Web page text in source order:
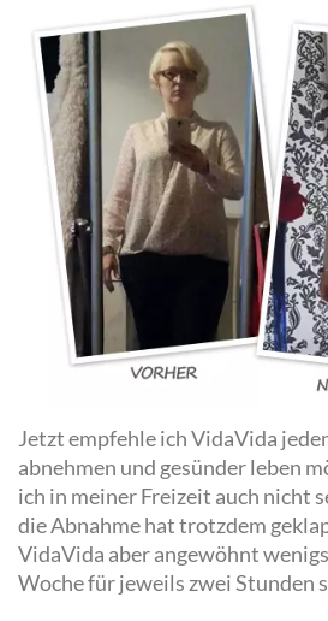
Jetzt empfehle ich VidaVida
abnehmen und gesünder leben
ich in meiner Freizeit auch nicht
die Abnahme hat trotzdem
VidaVida aber angewöhnt
Woche für jeweils zwei Stunden